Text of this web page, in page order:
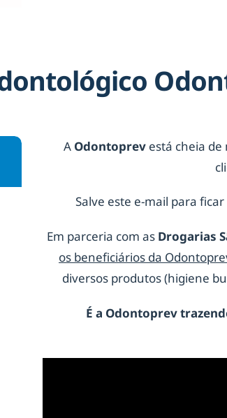
A Odontoprev está cheia de
Salve este e-mail para
Em parceria com as Drogarias
os beneficiários da
diversos produtos (higiene
É a Odontoprev